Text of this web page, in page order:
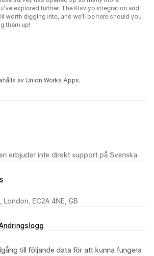
explored further. The Klaviyo integration and
worth digging into, and we'll be here should you
them up!
av Union Works Apps.
erbjuder inte direkt support på Svenska.
EC2A 4NE, GB
till följande data för att kunna fungera